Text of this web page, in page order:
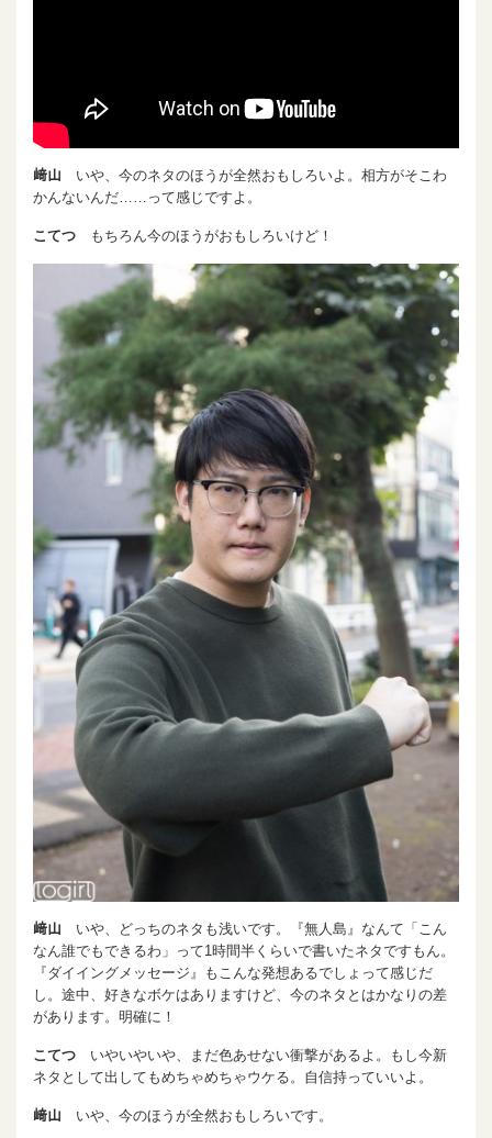
﨑山 いや、今のネタのほうが全然おもしろいよ。相方がそこわ
かんないんだ……って感じですよ。
こてつ もちろん今のほうがおもしろいけど！
﨑山 いや、どっちのネタも浅いです。『無人島』なんて「こん
なん誰でもできるわ」って1時間半くらいで書いたネタですもん。
『ダイイングメッセージ』もこんな発想あるでしょって感じだ
し。途中、好きなボケはありますけど、今のネタとはかなりの差
があります。明確に！
こてつ いやいやいや、まだ色あせない衝撃があるよ。もし今新
ネタとして出してもめちゃめちゃウケる。自信持っていいよ。
﨑山 いや、今のほうが全然おもしろいです。